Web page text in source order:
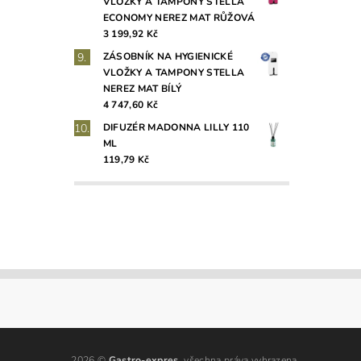
ECONOMY NEREZ MAT RŮŽOVÁ
3 199,92 Kč
ZÁSOBNÍK NA HYGIENICKÉ
VLOŽKY A TAMPONY STELLA
NEREZ MAT BÍLÝ
4 747,60 Kč
DIFUZÉR MADONNA LILLY 110
ML
119,79 Kč